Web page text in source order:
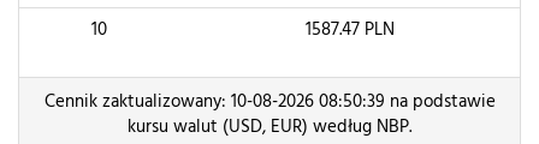
10
1587.47PLN
Cennik zaktualizowany: 10-08-2026 08:50:39 na podstawie
kursu walut (USD, EUR) według NBP.